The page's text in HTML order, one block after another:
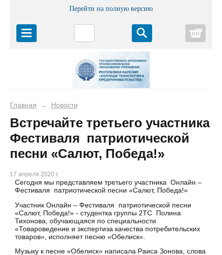
Перейти на полную версию
Главная → Новости
Встречайте третьего участника
Фестиваля патриотической
песни «Салют, Победа!»
17 апреля 2020 г.
Сегодня мы представляем третьего участника Онлайн –
Фестиваля патриотической песни «Салют, Победа!»
Участник Онлайн – Фестиваля патриотической песни
«Салют, Победа!» - студентка группы 2ТС Полина
Тихонова, обучающаяся по специальности
«Товароведение и экспертиза качества потребительских
товаров», исполняет песню «Обелиск».
Музыку к песне «Обелиск» написала Раиса Зонова, слова